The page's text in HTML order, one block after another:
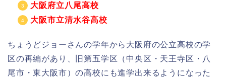
大阪府立八尾高校
大阪市立清水谷高校
ちょうどジョーさんの学年から大阪府の公立高校の学
区の再編があり、旧第五学区（中央区・天王寺区・八
尾市・東大阪市）の高校にも進学出来るようになった